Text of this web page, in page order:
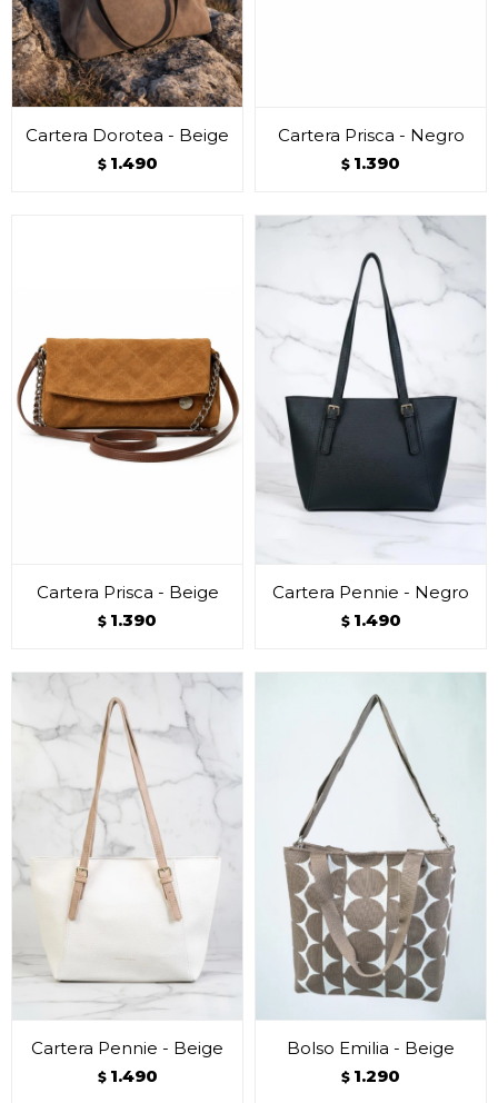
Cartera Dorotea - Beige
$ 1.490
Cartera Prisca - Negro
$ 1.390
Cartera Prisca - Beige
$ 1.390
Cartera Pennie - Negro
$ 1.490
Cartera Pennie - Beige
$ 1.490
Bolso Emilia - Beige
$ 1.290